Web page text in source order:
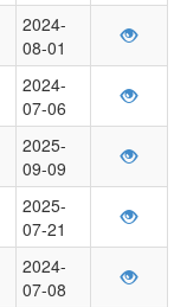
2024-
08-01
2024-
07-06
2025-
09-09
2025-
07-21
2024-
07-08